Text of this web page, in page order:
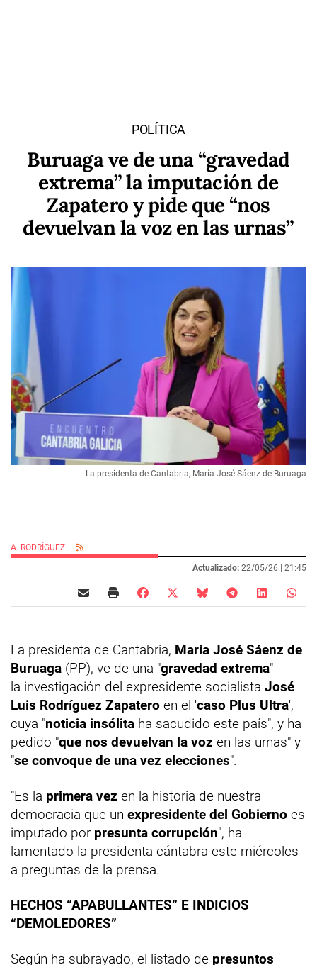
POLÍTICA
Buruaga ve de una “gravedad
extrema” la imputación de
Zapatero y pide que “nos
devuelvan la voz en las urnas”
La presidenta de Cantabria, María José Sáenz de Buruaga
A. RODRÍGUEZ
Actualizado: 22/05/26 | 21:45
La presidenta de Cantabria, María José Sáenz de
Buruaga (PP), ve de una "gravedad extrema"
la investigación del expresidente socialista José
Luis Rodríguez Zapatero en el 'caso Plus Ultra',
cuya "noticia insólita ha sacudido este país", y ha
pedido "que nos devuelvan la voz en las urnas" y
"se convoque de una vez elecciones".
"Es la primera vez en la historia de nuestra
democracia que un expresidente del Gobierno es
imputado por presunta corrupción", ha
lamentado la presidenta cántabra este miércoles
a preguntas de la prensa.
HECHOS “APABULLANTES” E INDICIOS
“DEMOLEDORES”
Según ha subrayado, el listado de presuntos